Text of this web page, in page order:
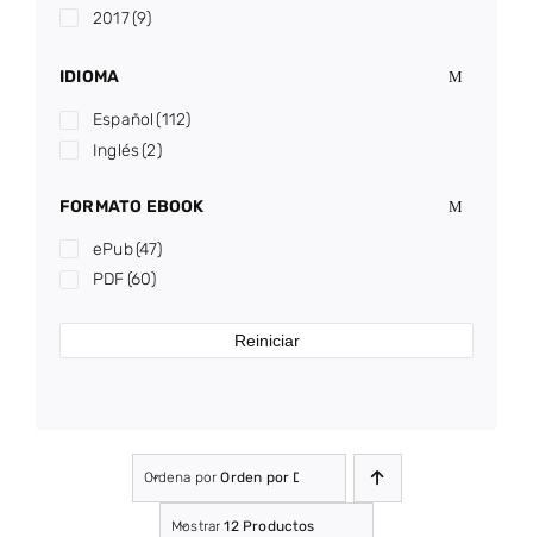
2017(9)
2019
2020(6)
2021
(10)
2023(7)
2025 (8)
2026(1)
IDIOMA
Español (112)
Inglés(2)
FORMATO EBOOK
ePub(47)
PDF(60)
Reiniciar
Ordena porOrden por Defecto
Mostrar12 Productos